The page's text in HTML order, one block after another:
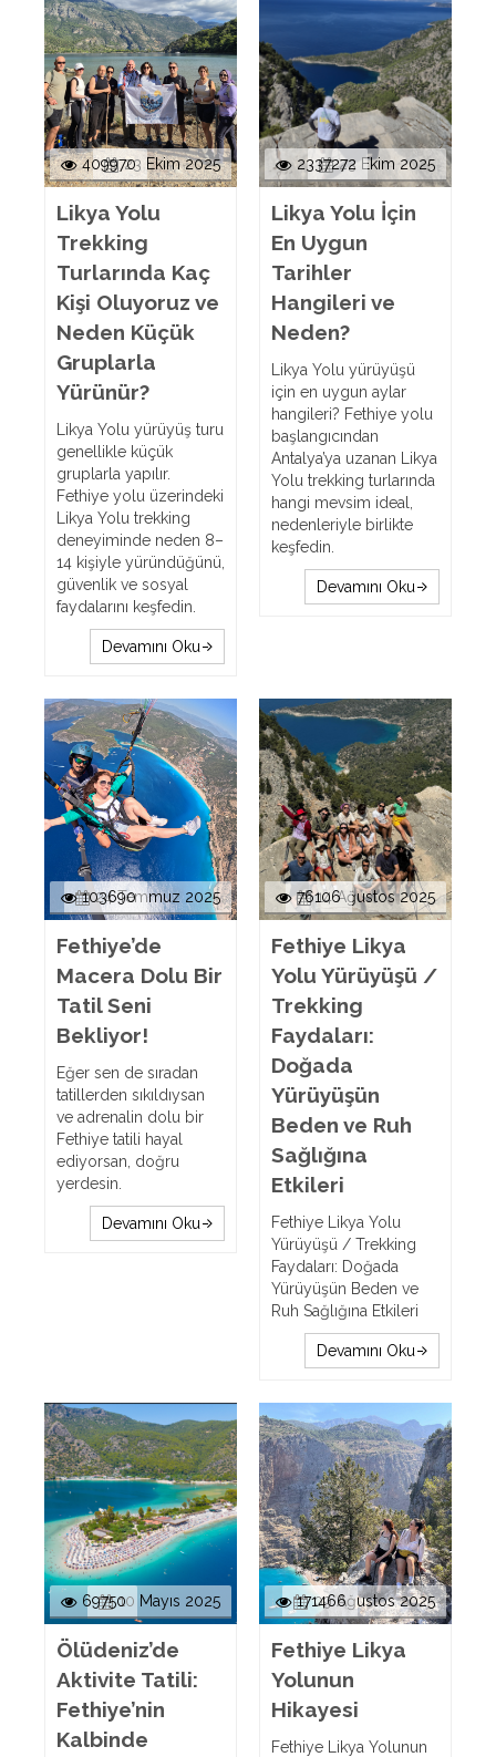
23 Ekim 2025
409970
Likya Yolu
Trekking
Turlarında Kaç
Kişi Oluyoruz ve
Neden Küçük
Gruplarla
Yürünür?
Likya Yolu yürüyüş turu
genellikle küçük
gruplarla yapılır.
Fethiye yolu üzerindeki
Likya Yolu trekking
deneyiminde neden 8–
14 kişiyle yüründüğünü,
güvenlik ve sosyal
faydalarını keşfedin.
Devamını Oku
23 Ekim 2025
2337272
Likya Yolu İçin
En Uygun
Tarihler
Hangileri ve
Neden?
Likya Yolu yürüyüşü
için en uygun aylar
hangileri? Fethiye yolu
başlangıcından
Antalya’ya uzanan Likya
Yolu trekking turlarında
hangi mevsim ideal,
nedenleriyle birlikte
keşfedin.
Devamını Oku
24 Temmuz 2025
103690
Fethiye’de
Macera Dolu Bir
Tatil Seni
Bekliyor!
Eğer sen de sıradan
tatillerden sıkıldıysan
ve adrenalin dolu bir
Fethiye tatili hayal
ediyorsan, doğru
yerdesin.
Devamını Oku
14 Ağustos 2025
76106
Fethiye Likya
Yolu Yürüyüşü /
Trekking
Faydaları:
Doğada
Yürüyüşün
Beden ve Ruh
Sağlığına
Etkileri
Fethiye Likya Yolu
Yürüyüşü / Trekking
Faydaları: Doğada
Yürüyüşün Beden ve
Ruh Sağlığına Etkileri
Devamını Oku
10 Mayıs 2025
69750
Ölüdeniz’de
Aktivite Tatili:
Fethiye’nin
Kalbinde
09 Ağustos 2025
171466
Fethiye Likya
Yolunun
Hikayesi
Fethiye Likya Yolunun